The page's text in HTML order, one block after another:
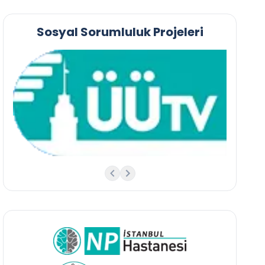
Sosyal Sorumluluk Projeleri